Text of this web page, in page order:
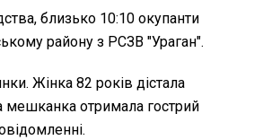
близько 10:10 окупанти
району з РСЗВ "Ураган".
Жінка 82 років дістала
мешканка отримала гострий